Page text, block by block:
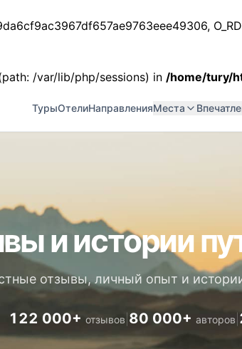
/var/lib/php/sessions) in /home/tury/
ТурыОтелиНаправленияМеста
и истории
отзывы, личный опыт и
122 000+ отзывов 80 000+ авторов